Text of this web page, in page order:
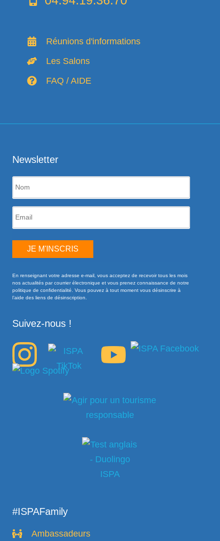
Réunions d'informations
Les Salons
FAQ / AIDE
Newsletter
JE M'INSCRIS
En renseignant votre adresse e-mail, vous acceptez de recevoir tous les mois
nos actualités par courrier électronique et vous prenez connaissance de notre
politique de confidentialité. Vous pouvez à tout moment vous désinscrire à
l’aide des liens de désinscription.
Suivez-nous !
#ISPAFamily
Ambassadeurs